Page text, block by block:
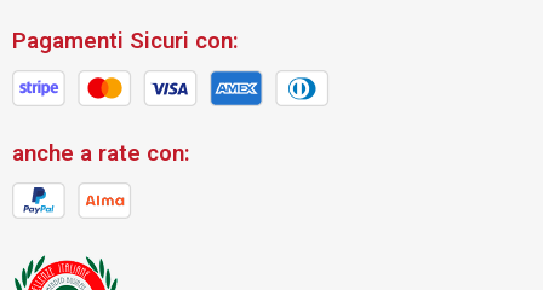
Pagamenti Sicuri con:
anche a rate con: